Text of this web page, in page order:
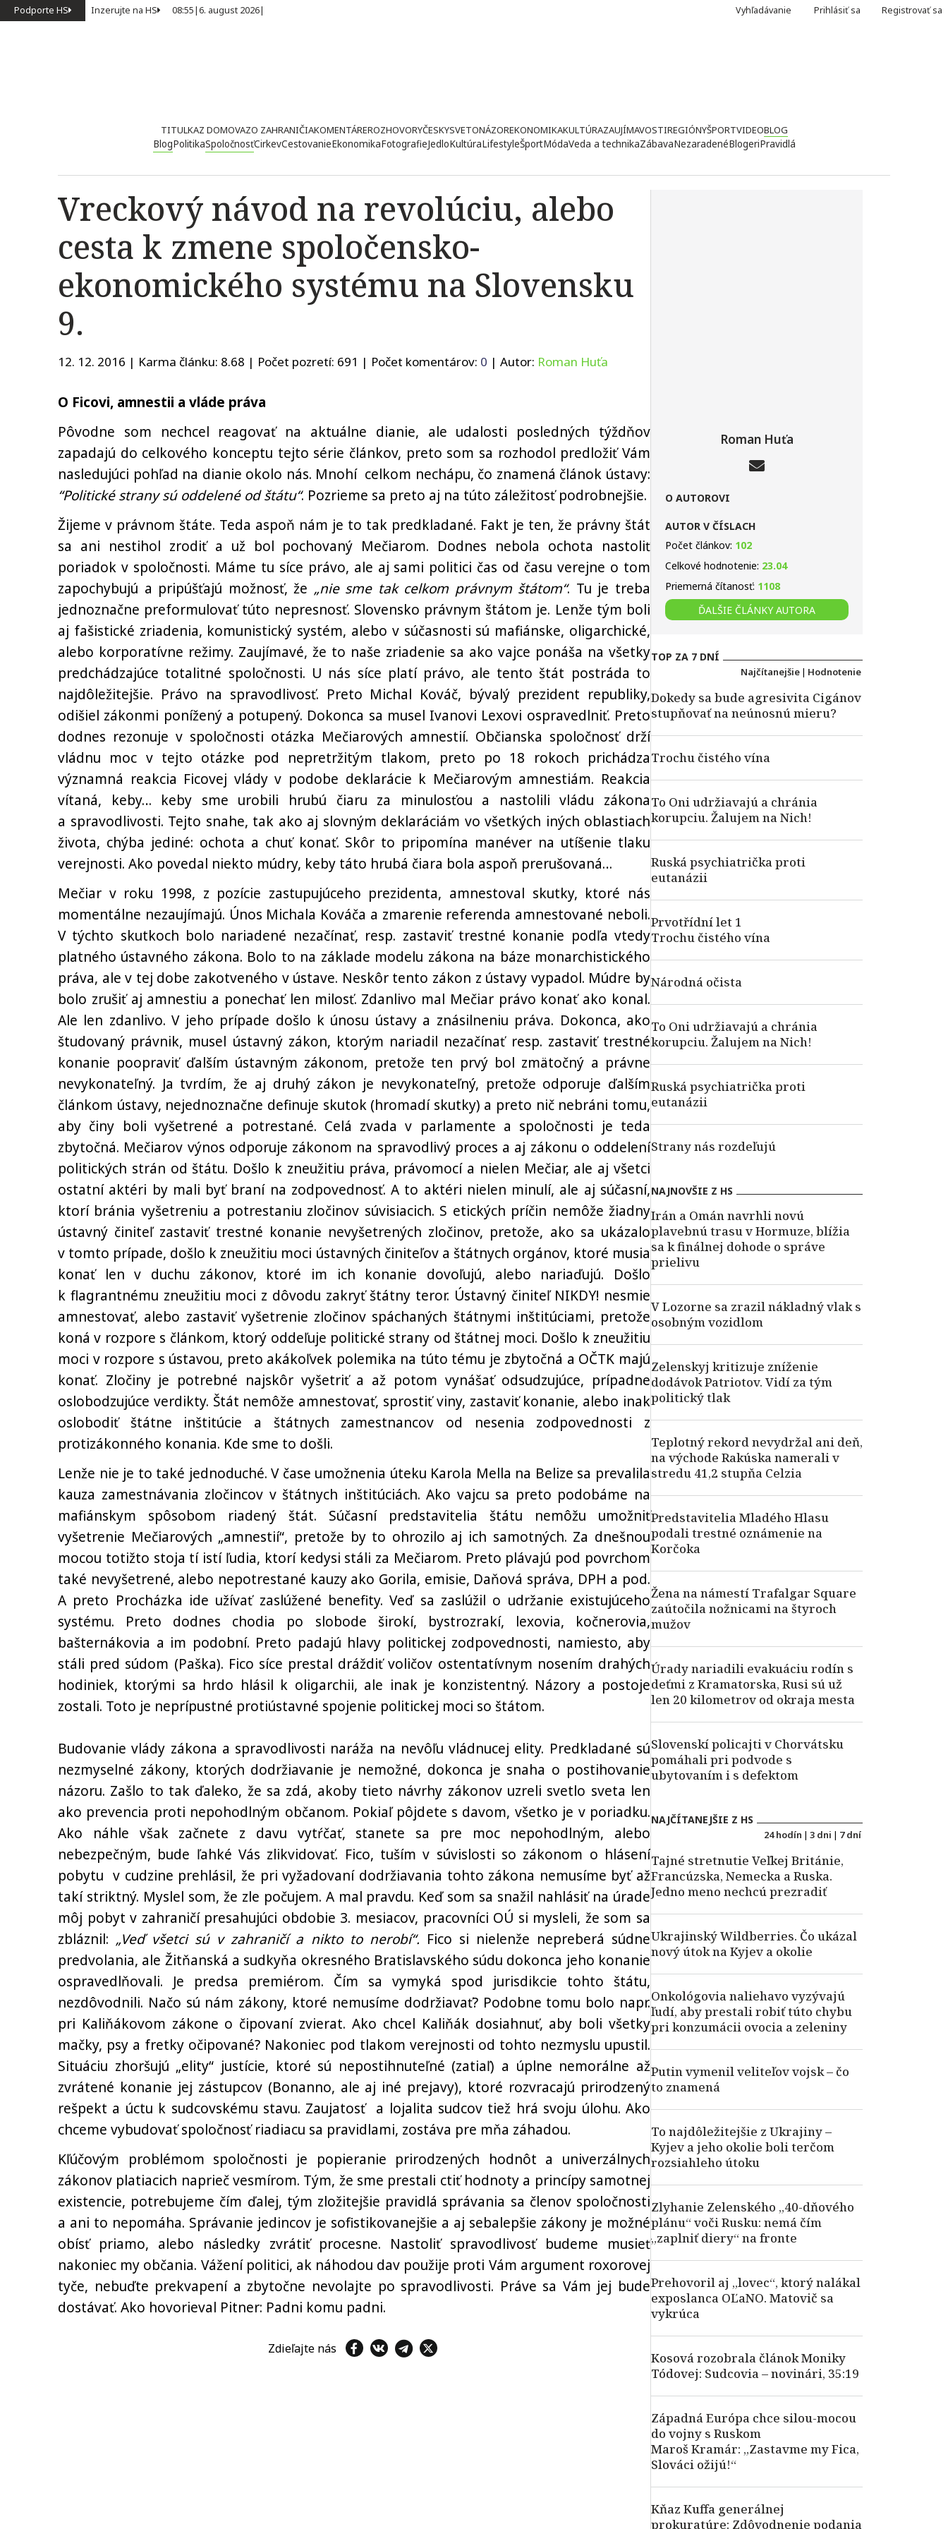
Podporte HS Inzerujte na HS 08:55|6. august 2026| Vyhľadávanie Prihlásiť sa Registrovať sa
TITULKAZ DOMOVAZO ZAHRANIČIAKOMENTÁREROZHOVORYČESKYSVETONÁZOREKONOMIKAKULTÚRAZAUJÍMAVOSTIREGIÓNYŠPORTVIDEOBLOG
BlogPolitikaSpoločnosťCirkevCestovanieEkonomikaFotografieJedloKultúraLifestyleŠportMódaVeda a technikaZábavaNezaradenéBlogeriPravidlá
Vreckový návod na revolúciu, alebo
cesta k zmene spoločensko-
ekonomického systému na Slovensku
9.
12. 12. 2016 | Karma článku: 8.68 | Počet pozretí: 691 | Počet komentárov: 0 | Autor: Roman Huťa
O Ficovi, amnestii a vláde práva
Pôvodne som nechcel reagovať na aktuálne dianie, ale udalosti posledných týždňov
zapadajú do celkového konceptu tejto série článkov, preto som sa rozhodol predložiť Vám
nasledujúci pohľad na dianie okolo nás. Mnohí celkom nechápu, čo znamená článok ústavy:
“Politické strany sú oddelené od štátu“. Pozrieme sa preto aj na túto záležitosť podrobnejšie.
Žijeme v právnom štáte. Teda aspoň nám je to tak predkladané. Fakt je ten, že právny štát
sa ani nestihol zrodiť a už bol pochovaný Mečiarom. Dodnes nebola ochota nastoliť
poriadok v spoločnosti. Máme tu síce právo, ale aj sami politici čas od času verejne o tom
zapochybujú a pripúšťajú možnosť, že „nie sme tak celkom právnym štátom“. Tu je treba
jednoznačne preformulovať túto nepresnosť. Slovensko právnym štátom je. Lenže tým boli
aj fašistické zriadenia, komunistický systém, alebo v súčasnosti sú mafiánske, oligarchické,
alebo korporatívne režimy. Zaujímavé, že to naše zriadenie sa ako vajce ponáša na všetky
predchádzajúce totalitné spoločnosti. U nás síce platí právo, ale tento štát postráda to
najdôležitejšie. Právo na spravodlivosť. Preto Michal Kováč, bývalý prezident republiky,
odišiel zákonmi ponížený a potupený. Dokonca sa musel Ivanovi Lexovi ospravedlniť. Preto
dodnes rezonuje v spoločnosti otázka Mečiarových amnestií. Občianska spoločnosť drží
vládnu moc v tejto otázke pod nepretržitým tlakom, preto po 18 rokoch prichádza
významná reakcia Ficovej vlády v podobe deklarácie k Mečiarovým amnestiám. Reakcia
vítaná, keby… keby sme urobili hrubú čiaru za minulosťou a nastolili vládu zákona
a spravodlivosti. Tejto snahe, tak ako aj slovným deklaráciám vo všetkých iných oblastiach
života, chýba jediné: ochota a chuť konať. Skôr to pripomína manéver na utíšenie tlaku
verejnosti. Ako povedal niekto múdry, keby táto hrubá čiara bola aspoň prerušovaná…
Mečiar v roku 1998, z pozície zastupujúceho prezidenta, amnestoval skutky, ktoré nás
momentálne nezaujímajú. Únos Michala Kováča a zmarenie referenda amnestované neboli.
V týchto skutkoch bolo nariadené nezačínať, resp. zastaviť trestné konanie podľa vtedy
platného ústavného zákona. Bolo to na základe modelu zákona na báze monarchistického
práva, ale v tej dobe zakotveného v ústave. Neskôr tento zákon z ústavy vypadol. Múdre by
bolo zrušiť aj amnestiu a ponechať len milosť. Zdanlivo mal Mečiar právo konať ako konal.
Ale len zdanlivo. V jeho prípade došlo k únosu ústavy a znásilneniu práva. Dokonca, ako
študovaný právnik, musel ústavný zákon, ktorým nariadil nezačínať resp. zastaviť trestné
konanie poopraviť ďalším ústavným zákonom, pretože ten prvý bol zmätočný a právne
nevykonateľný. Ja tvrdím, že aj druhý zákon je nevykonateľný, pretože odporuje ďalším
článkom ústavy, nejednoznačne definuje skutok (hromadí skutky) a preto nič nebráni tomu,
aby činy boli vyšetrené a potrestané. Celá zvada v parlamente a spoločnosti je teda
zbytočná. Mečiarov výnos odporuje zákonom na spravodlivý proces a aj zákonu o oddelení
politických strán od štátu. Došlo k zneužitiu práva, právomocí a nielen Mečiar, ale aj všetci
ostatní aktéri by mali byť braní na zodpovednosť. A to aktéri nielen minulí, ale aj súčasní,
ktorí bránia vyšetreniu a potrestaniu zločinov súvisiacich. S etických príčin nemôže žiadny
ústavný činiteľ zastaviť trestné konanie nevyšetrených zločinov, pretože, ako sa ukázalo
v tomto prípade, došlo k zneužitiu moci ústavných činiteľov a štátnych orgánov, ktoré musia
konať len v duchu zákonov, ktoré im ich konanie dovoľujú, alebo nariaďujú. Došlo
k flagrantnému zneužitiu moci z dôvodu zakryť štátny teror. Ústavný činiteľ NIKDY! nesmie
amnestovať, alebo zastaviť vyšetrenie zločinov spáchaných štátnymi inštitúciami, pretože
koná v rozpore s článkom, ktorý oddeľuje politické strany od štátnej moci. Došlo k zneužitiu
moci v rozpore s ústavou, preto akákoľvek polemika na túto tému je zbytočná a OČTK majú
konať. Zločiny je potrebné najskôr vyšetriť a až potom vynášať odsudzujúce, prípadne
oslobodzujúce verdikty. Štát nemôže amnestovať, sprostiť viny, zastaviť konanie, alebo inak
oslobodiť štátne inštitúcie a štátnych zamestnancov od nesenia zodpovednosti z
protizákonného konania. Kde sme to došli.
Lenže nie je to také jednoduché. V čase umožnenia úteku Karola Mella na Belize sa prevalila
kauza zamestnávania zločincov v štátnych inštitúciách. Ako vajcu sa preto podobáme na
mafiánskym spôsobom riadený štát. Súčasní predstavitelia štátu nemôžu umožniť
vyšetrenie Mečiarových „amnestií“, pretože by to ohrozilo aj ich samotných. Za dnešnou
mocou totižto stoja tí istí ľudia, ktorí kedysi stáli za Mečiarom. Preto plávajú pod povrchom
také nevyšetrené, alebo nepotrestané kauzy ako Gorila, emisie, Daňová správa, DPH a pod.
A preto Procházka ide užívať zaslúžené benefity. Veď sa zaslúžil o udržanie existujúceho
systému. Preto dodnes chodia po slobode širokí, bystrozrakí, lexovia, kočnerovia,
bašternákovia a im podobní. Preto padajú hlavy politickej zodpovednosti, namiesto, aby
stáli pred súdom (Paška). Fico síce prestal dráždiť voličov ostentatívnym nosením drahých
hodiniek, ktorými sa hrdo hlásil k oligarchii, ale inak je konzistentný. Názory a postoje
zostali. Toto je neprípustné protiústavné spojenie politickej moci so štátom.
Budovanie vlády zákona a spravodlivosti naráža na nevôľu vládnucej elity. Predkladané sú
nezmyselné zákony, ktorých dodržiavanie je nemožné, dokonca je snaha o postihovanie
názoru. Zašlo to tak ďaleko, že sa zdá, akoby tieto návrhy zákonov uzreli svetlo sveta len
ako prevencia proti nepohodlným občanom. Pokiaľ pôjdete s davom, všetko je v poriadku.
Ako náhle však začnete z davu vytŕčať, stanete sa pre moc nepohodlným, alebo
nebezpečným, bude ľahké Vás zlikvidovať. Fico, tuším v súvislosti so zákonom o hlásení
pobytu v cudzine prehlásil, že pri vyžadovaní dodržiavania tohto zákona nemusíme byť až
takí striktný. Myslel som, že zle počujem. A mal pravdu. Keď som sa snažil nahlásiť na úrade
môj pobyt v zahraničí presahujúci obdobie 3. mesiacov, pracovníci OÚ si mysleli, že som sa
zbláznil: „Veď všetci sú v zahraničí a nikto to nerobí“. Fico si nielenže nepreberá súdne
predvolania, ale Žitňanská a sudkyňa okresného Bratislavského súdu dokonca jeho konanie
ospravedlňovali. Je predsa premiérom. Čím sa vymyká spod jurisdikcie tohto štátu,
nezdôvodnili. Načo sú nám zákony, ktoré nemusíme dodržiavať? Podobne tomu bolo napr.
pri Kaliňákovom zákone o čipovaní zvierat. Ako chcel Kaliňák dosiahnuť, aby boli všetky
mačky, psy a fretky očipované? Nakoniec pod tlakom verejnosti od tohto nezmyslu upustil.
Situáciu zhoršujú „elity“ justície, ktoré sú nepostihnuteľné (zatiaľ) a úplne nemorálne až
zvrátené konanie jej zástupcov (Bonanno, ale aj iné prejavy), ktoré rozvracajú prirodzený
rešpekt a úctu k sudcovskému stavu. Zaujatosť a lojalita sudcov tiež hrá svoju úlohu. Ako
chceme vybudovať spoločnosť riadiacu sa pravidlami, zostáva pre mňa záhadou.
Kľúčovým problémom spoločnosti je popieranie prirodzených hodnôt a univerzálnych
zákonov platiacich naprieč vesmírom. Tým, že sme prestali ctiť hodnoty a princípy samotnej
existencie, potrebujeme čím ďalej, tým zložitejšie pravidlá správania sa členov spoločnosti
a ani to nepomáha. Správanie jedincov je sofistikovanejšie a aj sebalepšie zákony je možné
obísť priamo, alebo následky zvrátiť procesne. Nastoliť spravodlivosť budeme musieť
nakoniec my občania. Vážení politici, ak náhodou dav použije proti Vám argument roxorovej
tyče, nebuďte prekvapení a zbytočne nevolajte po spravodlivosti. Práve sa Vám jej bude
dostávať. Ako hovorieval Pitner: Padni komu padni.
Zdieľajte nás
Roman Huťa
O AUTOROVI
AUTOR V ČÍSLACH
Počet článkov: 102
Celkové hodnotenie: 23.04
Priemerná čítanosť: 1108
ĎALŠIE ČLÁNKY AUTORA
TOP ZA 7 DNÍ
Najčítanejšie | Hodnotenie
Dokedy sa bude agresivita Cigánov
stupňovať na neúnosnú mieru?
Trochu čistého vína
To Oni udržiavajú a chránia
korupciu. Žalujem na Nich!
Ruská psychiatrička proti
eutanázii
Prvotřídní let 1
Trochu čistého vína
Národná očista
To Oni udržiavajú a chránia
korupciu. Žalujem na Nich!
Ruská psychiatrička proti
eutanázii
Strany nás rozdeľujú
NAJNOVŠIE Z HS
Irán a Omán navrhli novú
plavebnú trasu v Hormuze, blížia
sa k finálnej dohode o správe
prielivu
V Lozorne sa zrazil nákladný vlak s
osobným vozidlom
Zelenskyj kritizuje zníženie
dodávok Patriotov. Vidí za tým
politický tlak
Teplotný rekord nevydržal ani deň,
na východe Rakúska namerali v
stredu 41,2 stupňa Celzia
Predstavitelia Mladého Hlasu
podali trestné oznámenie na
Korčoka
Žena na námestí Trafalgar Square
zaútočila nožnicami na štyroch
mužov
Úrady nariadili evakuáciu rodín s
deťmi z Kramatorska, Rusi sú už
len 20 kilometrov od okraja mesta
Slovenskí policajti v Chorvátsku
pomáhali pri podvode s
ubytovaním i s defektom
NAJČÍTANEJŠIE Z HS
24 hodín | 3 dni | 7 dní
Tajné stretnutie Veľkej Británie,
Francúzska, Nemecka a Ruska.
Jedno meno nechcú prezradiť
Ukrajinský Wildberries. Čo ukázal
nový útok na Kyjev a okolie
Onkológovia naliehavo vyzývajú
ľudí, aby prestali robiť túto chybu
pri konzumácii ovocia a zeleniny
Putin vymenil veliteľov vojsk – čo
to znamená
To najdôležitejšie z Ukrajiny –
Kyjev a jeho okolie boli terčom
rozsiahleho útoku
Zlyhanie Zelenského „40-dňového
plánu“ voči Rusku: nemá čím
„zaplniť diery“ na fronte
Prehovoril aj „lovec“, ktorý nalákal
exposlanca OĽaNO. Matovič sa
vykrúca
Kosová rozobrala článok Moniky
Tódovej: Sudcovia – novinári, 35:19
Západná Európa chce silou-mocou
do vojny s Ruskom
Maroš Kramár: „Zastavme my Fica,
Slováci ožijú!“
Kňaz Kuffa generálnej
prokuratúre: Zdôvodnenie podania